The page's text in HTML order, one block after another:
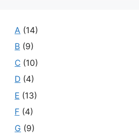
A (14)
B (9)
C (10)
D (4)
E (13)
F (4)
G (9)